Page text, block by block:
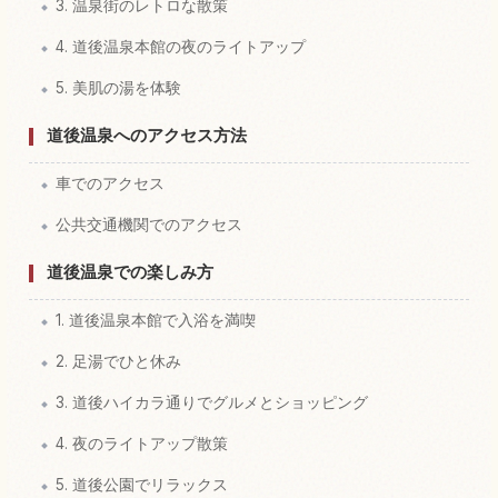
3. 温泉街のレトロな散策
4. 道後温泉本館の夜のライトアップ
5. 美肌の湯を体験
道後温泉へのアクセス方法
車でのアクセス
公共交通機関でのアクセス
道後温泉での楽しみ方
1. 道後温泉本館で入浴を満喫
2. 足湯でひと休み
3. 道後ハイカラ通りでグルメとショッピング
4. 夜のライトアップ散策
5. 道後公園でリラックス